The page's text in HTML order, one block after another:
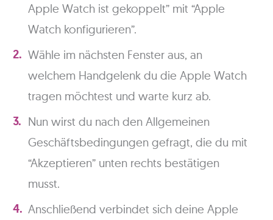
Apple Watch ist gekoppelt” mit “Apple
Watch konfigurieren”.
Wähle im nächsten Fenster aus, an
welchem Handgelenk du die Apple Watch
tragen möchtest und warte kurz ab.
Nun wirst du nach den Allgemeinen
Geschäftsbedingungen gefragt, die du mit
“Akzeptieren” unten rechts bestätigen
musst.
Anschließend verbindet sich deine Apple